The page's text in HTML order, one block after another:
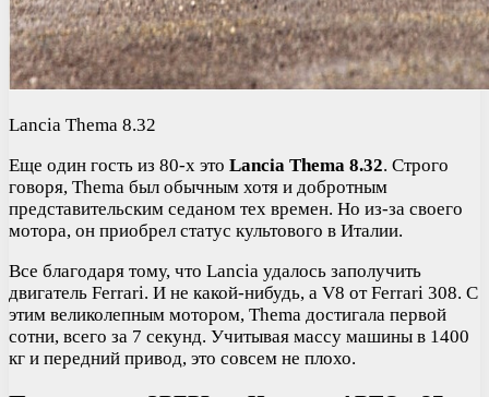
Lancia Thema 8.32
Еще один гость из 80-х это Lancia Thema 8.32. Строго
говоря, Thema был обычным хотя и добротным
представительским седаном тех времен. Но из-за своего
мотора, он приобрел статус культового в Италии.
Все благодаря тому, что Lancia удалось заполучить
двигатель Ferrari. И не какой-нибудь, а V8 от Ferrari 308. С
этим великолепным мотором, Thema достигала первой
сотни, всего за 7 секунд. Учитывая массу машины в 1400
кг и передний привод, это совсем не плохо.